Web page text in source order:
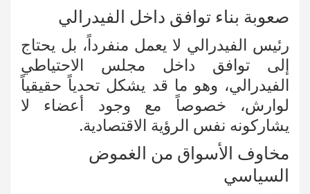
صعوبة بناء توافق داخل الفيدرالي
رئيس الفيدرالي لا يعمل منفرداً، بل يحتاج
إلى توافق داخل مجلس الاحتياطي
الفيدرالي، وهو ما قد يشكل تحدياً حقيقياً
لوارش، خصوصاً مع وجود أعضاء لا
يشاركونه نفس الرؤية الاقتصادية.
مخاوف الأسواق من الغموض
السياسي